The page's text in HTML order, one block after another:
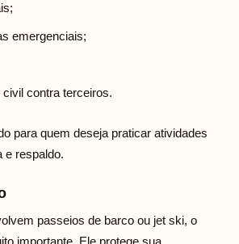
emergenciais;
contra terceiros.
para quem deseja praticar atividades
e respaldo.
passeios de barco ou jet ski, o